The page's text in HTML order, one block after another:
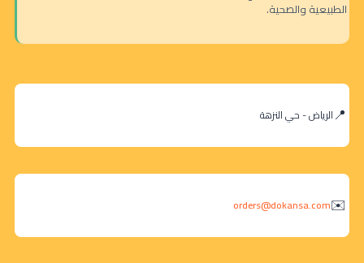
الطبيعية والصحية.
الرياض - حي النزهة
orders@dokansa.com